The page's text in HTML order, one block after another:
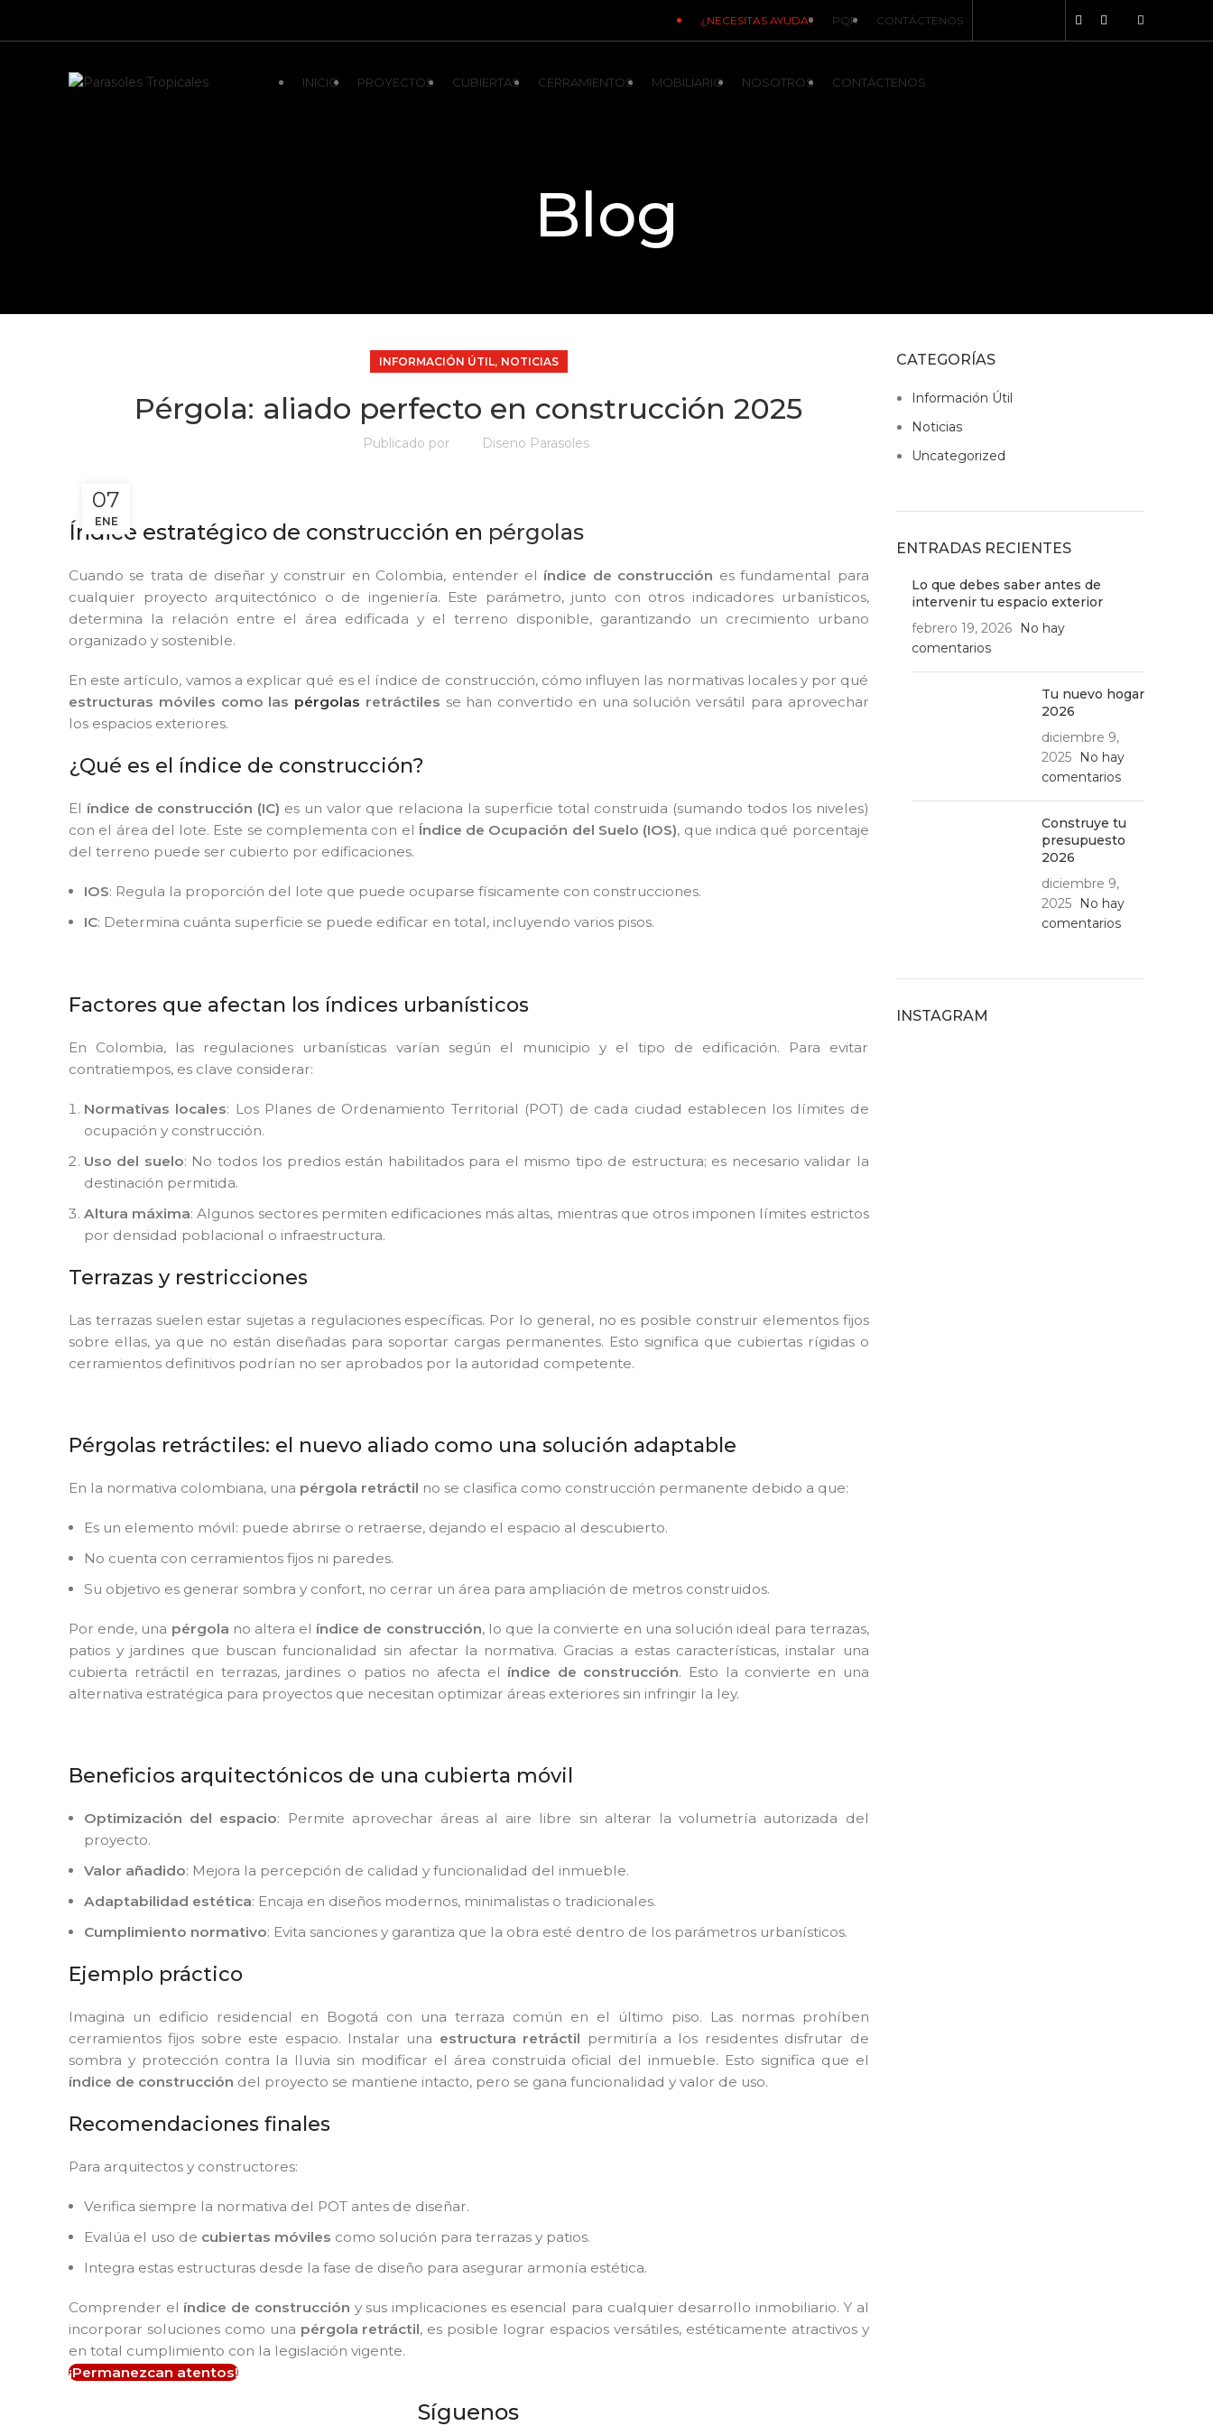
¿NECESITAS AYUDA? PQR CONTÁCTENOS
INICIO PROYECTOS CUBIERTAS CERRAMIENTOS MOBILIARIO NOSOTROS CONTÁCTENOS
Blog
INFORMACIÓN ÚTIL, NOTICIAS
Pérgola: aliado perfecto en construcción 2025
Publicado por Diseno Parasoles
07
ENE
Índice estratégico de construcción en pérgolas
Cuando se trata de diseñar y construir en Colombia, entender el índice de construcción es fundamental para
cualquier proyecto arquitectónico o de ingeniería. Este parámetro, junto con otros indicadores urbanísticos,
determina la relación entre el área edificada y el terreno disponible, garantizando un crecimiento urbano
organizado y sostenible.
En este artículo, vamos a explicar qué es el índice de construcción, cómo influyen las normativas locales y por qué
estructuras móviles como las pérgolas retráctiles se han convertido en una solución versátil para aprovechar
los espacios exteriores.
¿Qué es el índice de construcción?
El índice de construcción (IC) es un valor que relaciona la superficie total construida (sumando todos los niveles)
con el área del lote. Este se complementa con el Índice de Ocupación del Suelo (IOS), que indica qué porcentaje
del terreno puede ser cubierto por edificaciones.
IOS: Regula la proporción del lote que puede ocuparse físicamente con construcciones.
IC: Determina cuánta superficie se puede edificar en total, incluyendo varios pisos.
Factores que afectan los índices urbanísticos
En Colombia, las regulaciones urbanísticas varían según el municipio y el tipo de edificación. Para evitar
contratiempos, es clave considerar:
Normativas locales: Los Planes de Ordenamiento Territorial (POT) de cada ciudad establecen los límites de
ocupación y construcción.
Uso del suelo: No todos los predios están habilitados para el mismo tipo de estructura; es necesario validar la
destinación permitida.
Altura máxima: Algunos sectores permiten edificaciones más altas, mientras que otros imponen límites estrictos
por densidad poblacional o infraestructura.
Terrazas y restricciones
Las terrazas suelen estar sujetas a regulaciones específicas. Por lo general, no es posible construir elementos fijos
sobre ellas, ya que no están diseñadas para soportar cargas permanentes. Esto significa que cubiertas rígidas o
cerramientos definitivos podrían no ser aprobados por la autoridad competente.
Pérgolas retráctiles: el nuevo aliado como una solución adaptable
En la normativa colombiana, una pérgola retráctil no se clasifica como construcción permanente debido a que:
Es un elemento móvil: puede abrirse o retraerse, dejando el espacio al descubierto.
No cuenta con cerramientos fijos ni paredes.
Su objetivo es generar sombra y confort, no cerrar un área para ampliación de metros construidos.
Por ende, una pérgola no altera el índice de construcción, lo que la convierte en una solución ideal para terrazas,
patios y jardines que buscan funcionalidad sin afectar la normativa. Gracias a estas características, instalar una
cubierta retráctil en terrazas, jardines o patios no afecta el índice de construcción. Esto la convierte en una
alternativa estratégica para proyectos que necesitan optimizar áreas exteriores sin infringir la ley.
Beneficios arquitectónicos de una cubierta móvil
Optimización del espacio: Permite aprovechar áreas al aire libre sin alterar la volumetría autorizada del
proyecto.
Valor añadido: Mejora la percepción de calidad y funcionalidad del inmueble.
Adaptabilidad estética: Encaja en diseños modernos, minimalistas o tradicionales.
Cumplimiento normativo: Evita sanciones y garantiza que la obra esté dentro de los parámetros urbanísticos.
Ejemplo práctico
Imagina un edificio residencial en Bogotá con una terraza común en el último piso. Las normas prohíben
cerramientos fijos sobre este espacio. Instalar una estructura retráctil permitiría a los residentes disfrutar de
sombra y protección contra la lluvia sin modificar el área construida oficial del inmueble. Esto significa que el
índice de construcción del proyecto se mantiene intacto, pero se gana funcionalidad y valor de uso.
Recomendaciones finales
Para arquitectos y constructores:
Verifica siempre la normativa del POT antes de diseñar.
Evalúa el uso de cubiertas móviles como solución para terrazas y patios.
Integra estas estructuras desde la fase de diseño para asegurar armonía estética.
Comprender el índice de construcción y sus implicaciones es esencial para cualquier desarrollo inmobiliario. Y al
incorporar soluciones como una pérgola retráctil, es posible lograr espacios versátiles, estéticamente atractivos y
en total cumplimiento con la legislación vigente.
¡Permanezcan atentos!
Síguenos
CATEGORÍAS
Información Útil
Noticias
Uncategorized
ENTRADAS RECIENTES
Lo que debes saber antes de
intervenir tu espacio exterior
febrero 19, 2026
No hay
comentarios
Tu nuevo hogar
2026
diciembre 9,
2025
No hay
comentarios
Construye tu
presupuesto
2026
diciembre 9,
2025
No hay
comentarios
INSTAGRAM